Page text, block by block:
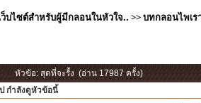
บไซต์สำหรับผู้มีกลอนในหัวใจ.. >>บทกลอนไพเร
หัวข้อ: สุดที่จะรั้ง (อ่าน 17987 ครั้ง)
กำลังดูหัวข้อนี้